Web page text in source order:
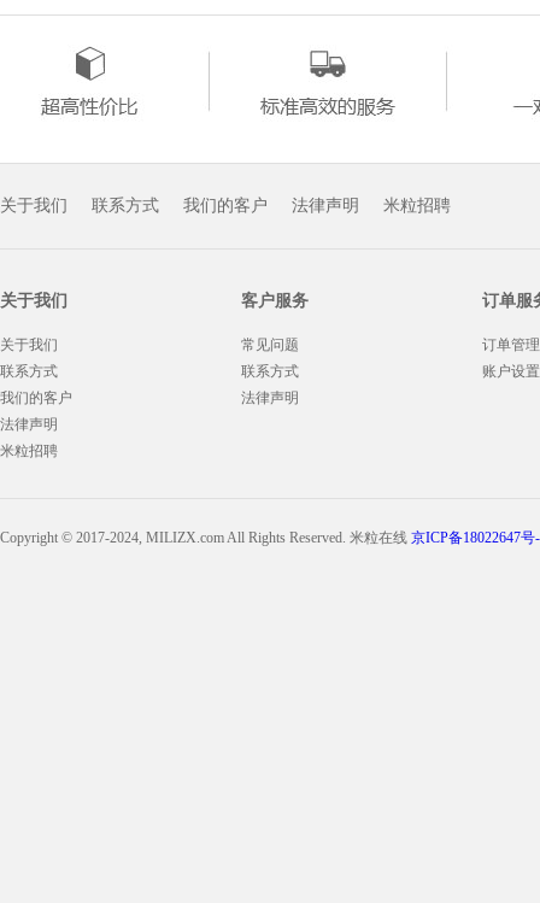
关于我们 联系方式 我们的客户 法律声明 米粒招聘
关于我们
关于我们
联系方式
我们的客户
法律声明
米粒招聘
客户服务
常见问题
联系方式
法律声明
订单服
订单管理
账户设置
Copyright © 2017-2024, MILIZX.com All Rights Reserved. 米粒在线 京ICP备18022647号